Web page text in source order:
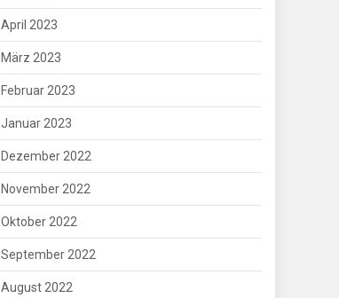
April 2023
März 2023
Februar 2023
Januar 2023
Dezember 2022
November 2022
Oktober 2022
September 2022
August 2022